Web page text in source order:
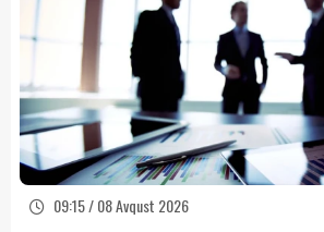
09:15 / 08 Avqust 2026